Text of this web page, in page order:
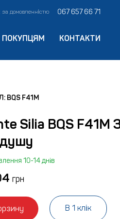
домовленністю 067 657 66 71
ПОКУПЦЯМ КОНТАКТИ
BQS F41M
Silia BQS F41M
10-14 днів
грн
В 1 клік